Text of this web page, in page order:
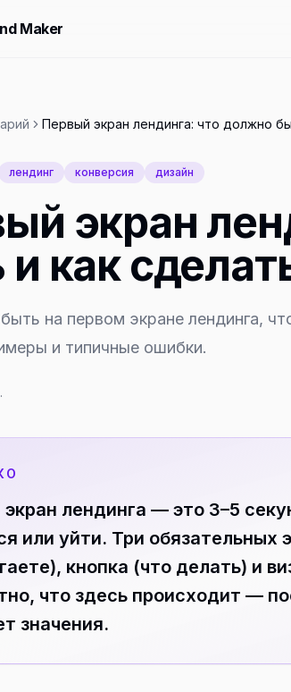
Maker
Первый экран лендинга: что должно
лендинг конверсия дизайн
экран
как
на первом экране лендинга,
и типичные ошибки.
лендинга — это 3–5
или уйти. Три обязательных
кнопка (что делать) и
что здесь происходит —
значения.